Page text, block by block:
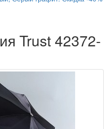
Trust 42372-